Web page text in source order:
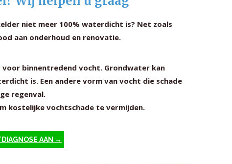
niet meer 100% waterdicht is? Net zoals
aan onderhoud en renovatie.
binnentredend vocht. Grondwater kan
is. Een andere vorm van vocht die schade
regenval.
kostelijke vochtschade te vermijden.
AAN →